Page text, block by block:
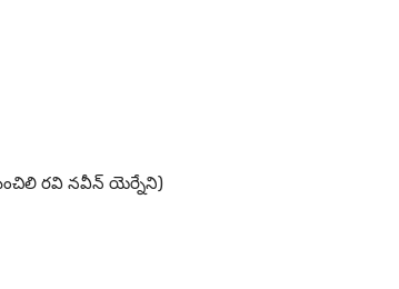
రవి నవీన్ యెర్నేని)